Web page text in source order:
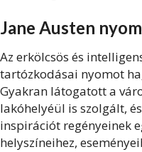
Jane Austen
Az erkölcsös és
tartózkodásai nyomot
Gyakran látogatott a
lakóhelyéül is szolgált,
inspirációt regényeinek
helyszíneihez,